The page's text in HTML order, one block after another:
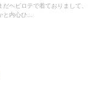
ヘビロテで着ておりまして、
と内心ひ...